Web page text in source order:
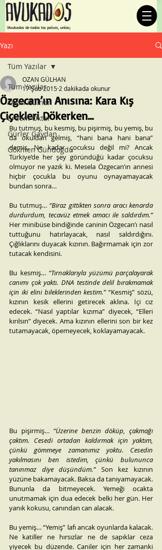
¡Avukados de todos los países, uníos!
Yazı
Tüm Yazılar
Ozan Gülhan
Erdem Oktar
Gürler Gaydan
Gökmen Gündoğdu
Tüm Yazılar
Özgecan’ın Anısına: Kara Kış
Çiçekleri Dökerken...
OZAN GÜLHAN
17 Şub 2015 2 dakikada okunur
Bu tutmuş, bu kesmiş, bu pişirmiş, bu yemiş, bu
da okuldan gelmiş, “hani bana hani bana”
demiş. Ne kadar çocuksu değil mi? Ancak
Türkiye’de her şey göründüğü kadar çocuksu
olmuyor ne yazık ki. Mesela Özgecan’ın annesi
hiçbir çocukla bu oyunu oynayamayacak
bundan sonra…
Bu tutmuş… “Biraz gittikten sonra aracı kenarda
durdurdum, tecavüz etmek amacı ile saldırdım.”
Her minibüse bindiğinde caninin Özgecan’ı nasıl
tuttuğunu hatırlayacak, nasıl saldırdığını.
Çığlıklarını duyacak kızının. Bağırmamak için zor
tutacak kendisini.
Bu kesmiş… “Tırnaklarıyla yüzümü parçalayarak
canımı çok yaktı. DNA testinde delil bırakmamak
için iki elini bileklerinden kestim.” “Kesmiş” sözü,
kızının kesik ellerini getirecek aklına. İçi cız
edecek. “Nasıl yaptılar kızıma” diyecek, “Elleri
kırılsın” diyecek. Ama kızının ellerini son bir kez
tutamayacak, öpemeyecek, koklayamayacak.
Bu pişirmiş… “Üzerine benzin döküp, çakmağı
çaktım. Cesedi ortadan kaldırmak için yaktım,
çünkü gömmeye zamanımız yoktu. Cesedin
yakılmasını ben istedim, çünkü bulununca
tanınmaz diye düşündüm.” Son kez kızının
yüzüne bakamayacak. Baksa da tanıyamayacak.
Bununla da bitmeyecek. Yemeği ocakta
unutmamak için dua edecek belki her gün. Her
yanık kokusu, canından can alacak.
Bu yemiş… “Yemiş” lafı ancak oyunlarda kalacak.
Ne katiller ne hırsızlar ne de sapıklar ceza
yiyecek bu düzende. Caniler için her zamanki